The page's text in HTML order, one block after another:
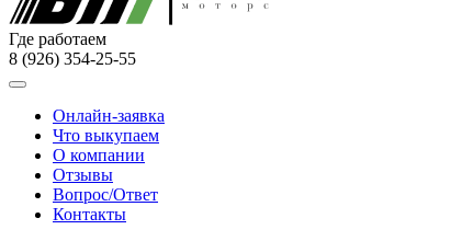
Где работаем
8 (926) 354-25-55
Онлайн-заявка
Что выкупаем
О компании
Отзывы
Вопрос/Ответ
Контакты